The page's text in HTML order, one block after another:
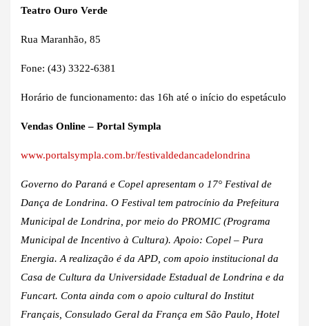
Teatro Ouro Verde
Rua Maranhão, 85
Fone: (43) 3322-6381
Horário de funcionamento: das 16h até o início do espetáculo
Vendas Online – Portal Sympla
www.portalsympla.com.br/festivaldedancadelondrina
Governo do Paraná e Copel apresentam o 17° Festival de
Dança de Londrina. O Festival tem patrocínio da Prefeitura
Municipal de Londrina, por meio do PROMIC (Programa
Municipal de Incentivo à Cultura). Apoio: Copel – Pura
Energia. A realização é da APD, com apoio institucional da
Casa de Cultura da Universidade Estadual de Londrina e da
Funcart. Conta ainda com o apoio cultural do Institut
Français, Consulado Geral da França em São Paulo, Hotel